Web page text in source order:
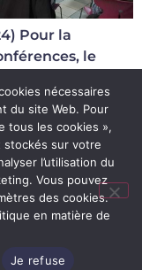
Pour la
le
[…]
du site
vente
nécessaires
du site Web. Pour
tous les cookies »,
stockés sur votre
l’utilisation du
Vous pouvez
des cookies.
en matière de
Je refuse